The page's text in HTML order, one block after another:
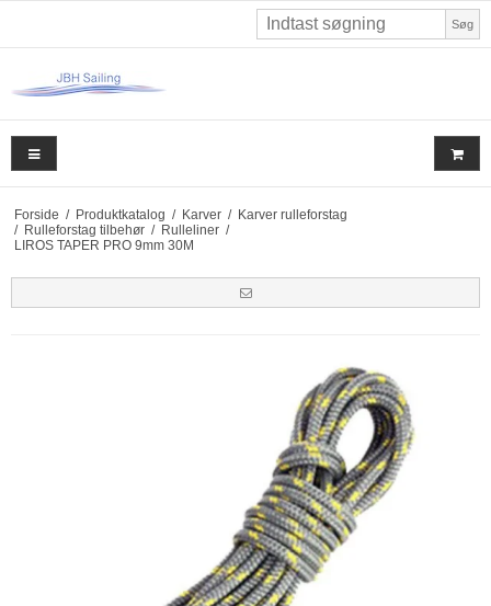
Søg
Forside / Produktkatalog / Karver / Karver rulleforstag
/ Rulleforstag tilbehør / Rulleliner /
LIROS TAPER PRO 9mm 30M